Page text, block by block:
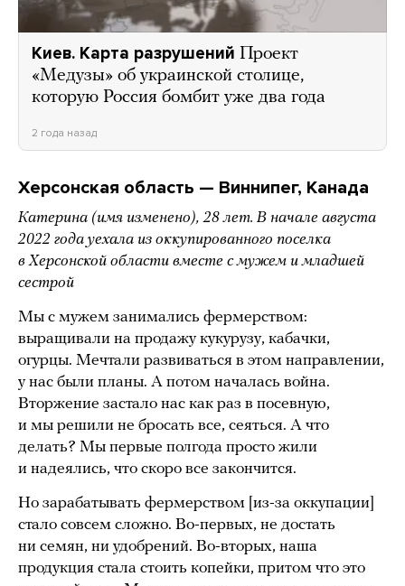
Киев. Карта разрушений Проект
«Медузы» об украинской столице,
которую Россия бомбит уже два года
2 года назад
Херсонская область — Виннипег, Канада
Катерина (имя изменено), 28 лет. В начале августа
2022 года уехала из оккупированного поселка
в Херсонской области вместе с мужем и младшей
сестрой
Мы с мужем занимались фермерством:
выращивали на продажу кукурузу, кабачки,
огурцы. Мечтали развиваться в этом направлении,
у нас были планы. А потом началась война.
Вторжение застало нас как раз в посевную,
и мы решили не бросать все, сеяться. А что
делать? Мы первые полгода просто жили
и надеялись, что скоро все закончится.
Но зарабатывать фермерством [из-за оккупации]
стало совсем сложно. Во-первых, не достать
ни семян, ни удобрений. Во-вторых, наша
продукция стала стоить копейки, притом что это